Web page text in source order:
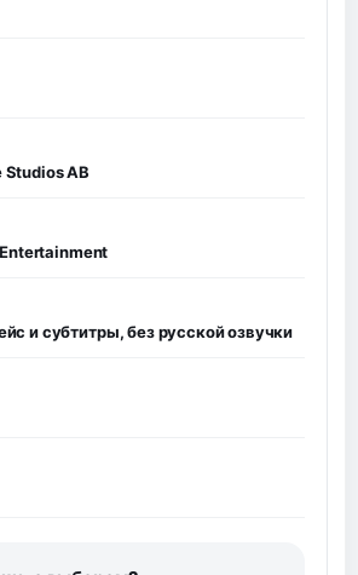
Studios AB
и субтитры, без русской озвучки